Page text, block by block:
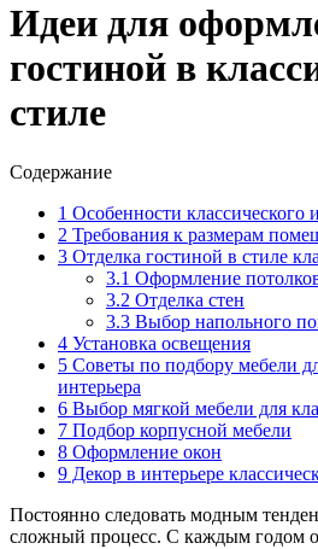
Идеи для
гостиной в
стиле
Содержание
1 Особенности классического
2 Требования к размерам
3 Отделка гостиной в стиле
3.1 Оформление
3.2 Отделка стен
3.3 Выбор напольного
4 Установка освещения
5 Советы по подбору мебели
интерьера
6 Выбор мягкой мебели для
7 Подбор корпусной мебели
8 Оформление окон
9 Декор в интерьере
Постоянно следовать модным
сложный процесс. С каждым годом